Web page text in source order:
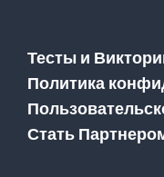
Тесты и
Политика
Стать